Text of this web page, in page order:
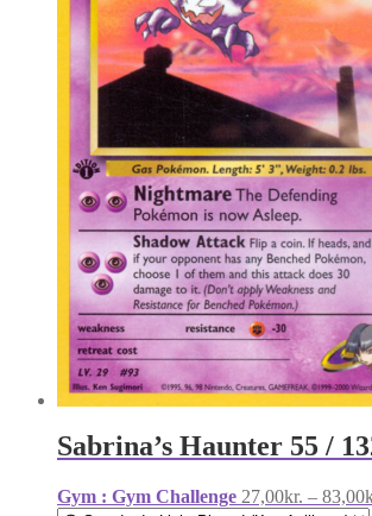
Sabrina’s Haunter 55 /
Gym : Gym Challenge 27,00kr. – 83,00